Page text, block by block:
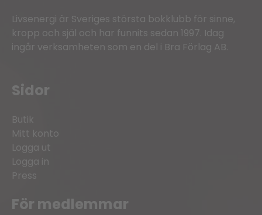
Livsenergi är Sveriges största bokklubb för sinne,
kropp och själ och har funnits sedan 1997. Idag
ingår verksamheten som en del i Bra Förlag AB.
Sidor
Butik
Mitt konto
Logga ut
Logga in
Press
För medlemmar